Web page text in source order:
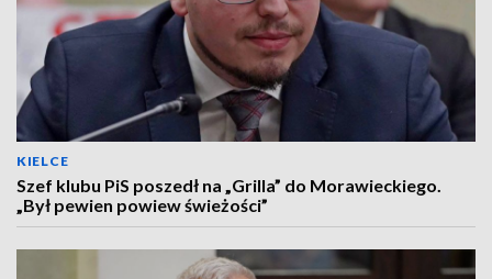
KIELCE
Szef klubu PiS poszedł na „Grilla” do Morawieckiego.
„Był pewien powiew świeżości”